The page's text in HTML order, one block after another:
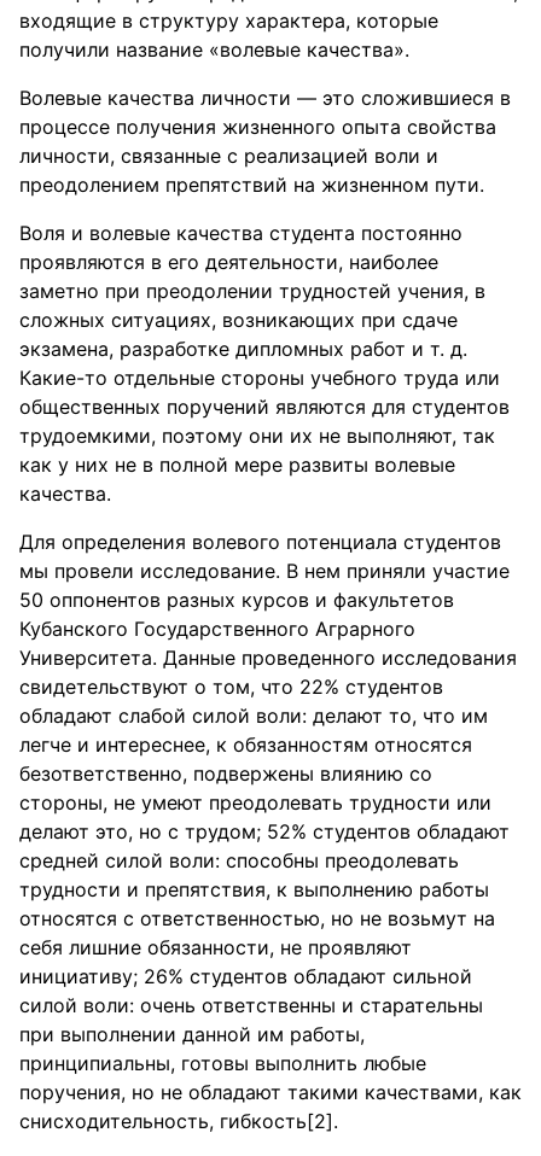
входящие в структуру характера, которые
получили название «волевые качества».
Волевые качества личности — это сложившиеся в
процессе получения жизненного опыта свойства
личности, связанные с реализацией воли и
преодолением препятствий на жизненном пути.
Воля и волевые качества студента постоянно
проявляются в его деятельности, наиболее
заметно при преодолении трудностей учения, в
сложных ситуациях, возникающих при сдаче
экзамена, разработке дипломных работ и т. д.
Какие-то отдельные стороны учебного труда или
общественных поручений являются для студентов
трудоемкими, поэтому они их не выполняют, так
как у них не в полной мере развиты волевые
качества.
Для определения волевого потенциала студентов
мы провели исследование. В нем приняли участие
50 оппонентов разных курсов и факультетов
Кубанского Государственного Аграрного
Университета. Данные проведенного исследования
свидетельствуют о том, что 22% студентов
обладают слабой силой воли: делают то, что им
легче и интереснее, к обязанностям относятся
безответственно, подвержены влиянию со
стороны, не умеют преодолевать трудности или
делают это, но с трудом; 52% студентов обладают
средней силой воли: способны преодолевать
трудности и препятствия, к выполнению работы
относятся с ответственностью, но не возьмут на
себя лишние обязанности, не проявляют
инициативу; 26% студентов обладают сильной
силой воли: очень ответственны и старательны
при выполнении данной им работы,
принципиальны, готовы выполнить любые
поручения, но не обладают такими качествами, как
снисходительность, гибкость[2].